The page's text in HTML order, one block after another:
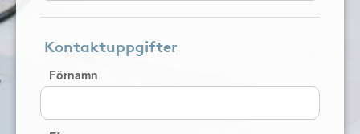
Kontaktuppgifter
Förnamn